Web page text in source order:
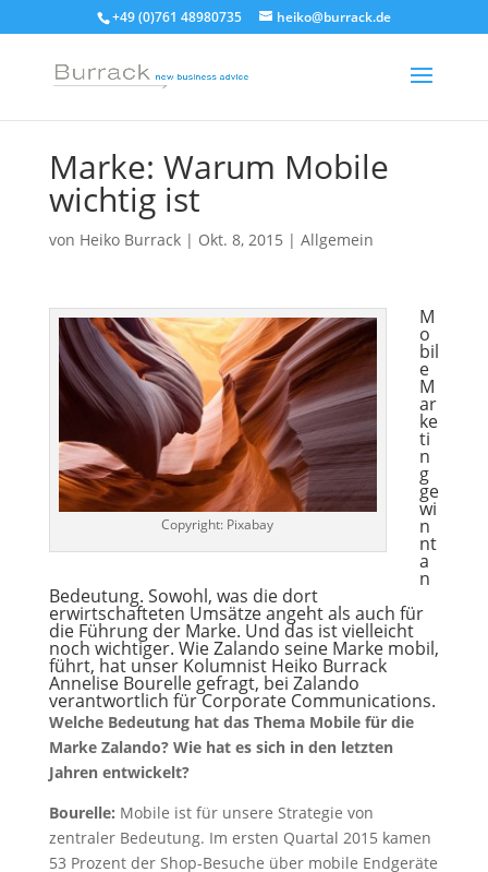
+49 (0)761 48980735 heiko@burrack.de
Marke: Warum Mobile
wichtig ist
von Heiko Burrack| Okt. 8, 2015 | Allgemein
Copyright: Pixabay
M
o
bil
e
M
ar
ke
ti
n
g
ge
wi
n
nt
a
n
Bedeutung. Sowohl, was die dort
erwirtschafteten Umsätze angeht als auch für
die Führung der Marke. Und das ist vielleicht
noch wichtiger. Wie Zalando seine Marke mobil,
führt, hat unser Kolumnist Heiko Burrack
Annelise Bourelle gefragt, bei Zalando
verantwortlich für Corporate Communications.
Welche Bedeutung hat das Thema Mobile für die
Marke Zalando? Wie hat es sich in den letzten
Jahren entwickelt?
Bourelle: Mobile ist für unsere Strategie von
zentraler Bedeutung. Im ersten Quartal 2015 kamen
53 Prozent der Shop-Besuche über mobile Endgeräte